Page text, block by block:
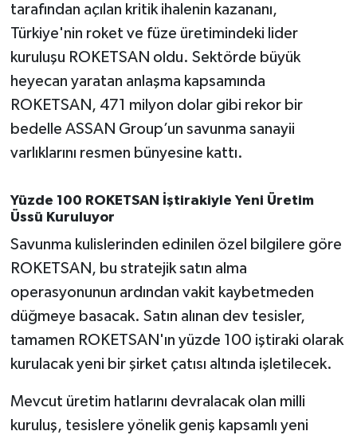
tarafından açılan kritik ihalenin kazananı,
Türkiye'nin roket ve füze üretimindeki lider
kuruluşu ROKETSAN oldu. Sektörde büyük
heyecan yaratan anlaşma kapsamında
ROKETSAN, 471 milyon dolar gibi rekor bir
bedelle ASSAN Group’un savunma sanayii
varlıklarını resmen bünyesine kattı.
Yüzde 100 ROKETSAN İştirakiyle Yeni Üretim
Üssü Kuruluyor
Savunma kulislerinden edinilen özel bilgilere göre
ROKETSAN, bu stratejik satın alma
operasyonunun ardından vakit kaybetmeden
düğmeye basacak. Satın alınan dev tesisler,
tamamen ROKETSAN'ın yüzde 100 iştiraki olarak
kurulacak yeni bir şirket çatısı altında işletilecek.
Mevcut üretim hatlarını devralacak olan milli
kuruluş, tesislere yönelik geniş kapsamlı yeni
Kepsut
KÜLTÜR-SANAT
MAGAZİN
OLAY
OTOMOTİV
Resmi İlanlar
SAĞLIK
SEYAHAT